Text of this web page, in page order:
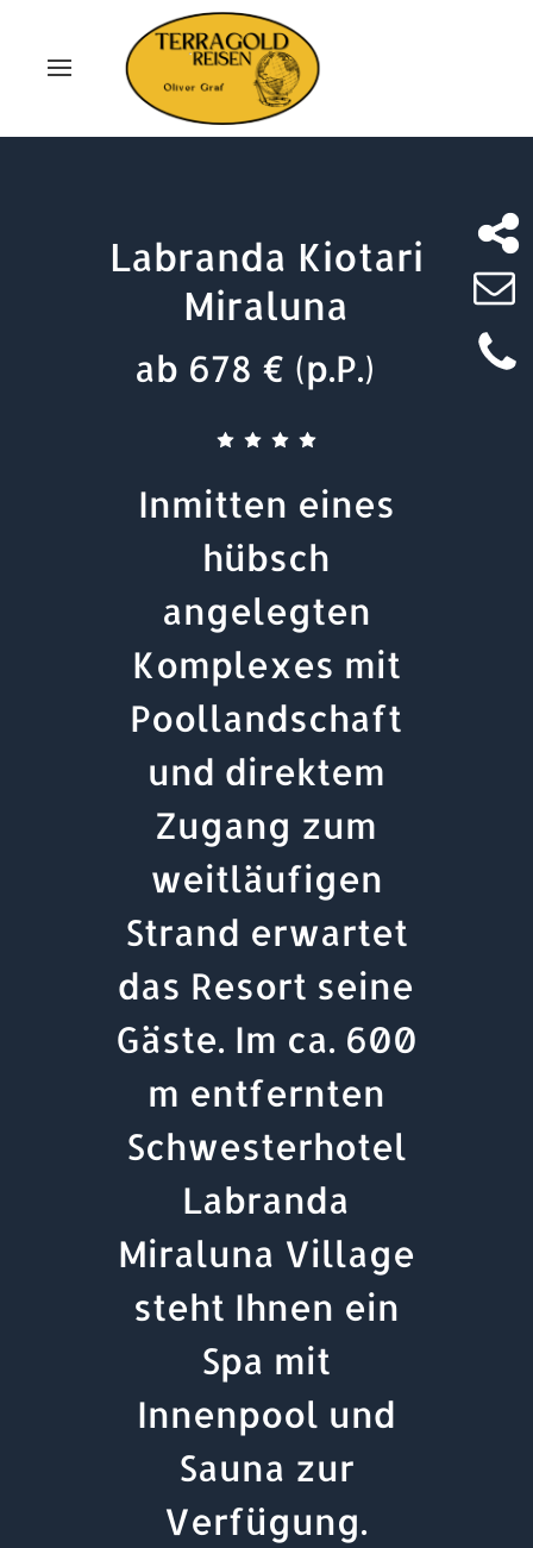
Labranda Kiotari
Miraluna
ab 678 € (p.P.)
Inmitten eines
hübsch
angelegten
Komplexes mit
Poollandschaft
und direktem
Zugang zum
weitläufigen
Strand erwartet
das Resort seine
Gäste. Im ca. 600
m entfernten
Schwesterhotel
Labranda
Miraluna Village
steht Ihnen ein
Spa mit
Innenpool und
Sauna zur
Verfügung.